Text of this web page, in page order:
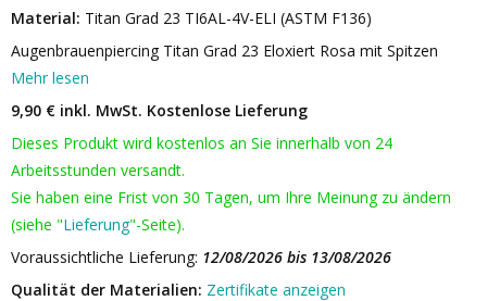
Material: Titan Grad 23 TI6AL-4V-ELI (ASTM F136)
Augenbrauenpiercing Titan Grad 23 Eloxiert Rosa mit Spitzen
Mehr lesen
9,90 € inkl. MwSt. Kostenlose Lieferung
Dieses Produkt wird kostenlos an Sie innerhalb von 24
Arbeitsstunden versandt.
Sie haben eine Frist von 30 Tagen, um Ihre Meinung zu ändern
(siehe "Lieferung"-Seite).
Voraussichtliche Lieferung: 12/08/2026 bis 13/08/2026
Qualität der Materialien: Zertifikate anzeigen